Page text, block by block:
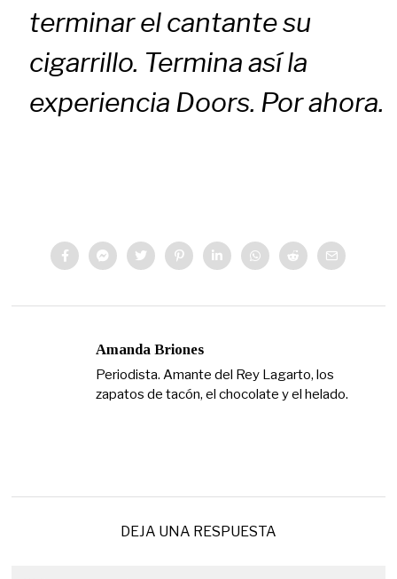
terminar el cantante su
cigarrillo. Termina así la
experiencia Doors. Por ahora.
Amanda Briones
Periodista. Amante del Rey Lagarto, los
zapatos de tacón, el chocolate y el helado.
DEJA UNA RESPUESTA